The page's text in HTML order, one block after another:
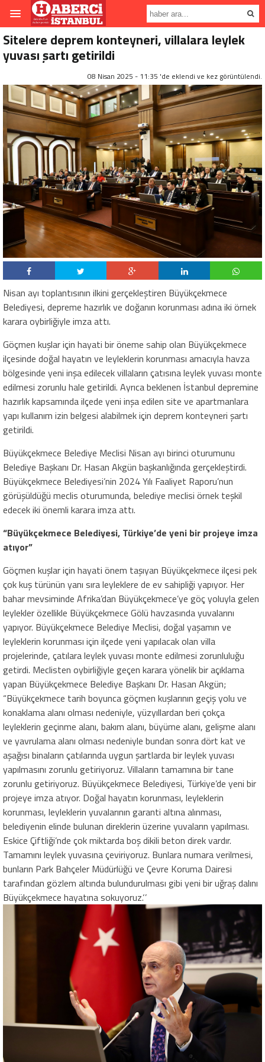
Sitelere deprem konteyneri, villalara leylek
yuvası şartı getirildi
08 Nisan 2025 - 11:35 'de eklendi ve kez görüntülendi.
Nisan ayı toplantısının ilkini gerçekleştiren Büyükçekmece
Belediyesi, depreme hazırlık ve doğanın korunması adına iki örnek
karara oybirliğiyle imza attı.
Göçmen kuşlar için hayati bir öneme sahip olan Büyükçekmece
ilçesinde doğal hayatın ve leyleklerin korunması amacıyla havza
bölgesinde yeni inşa edilecek villaların çatısına leylek yuvası monte
edilmesi zorunlu hale getirildi. Ayrıca beklenen İstanbul depremine
hazırlık kapsamında ilçede yeni inşa edilen site ve apartmanlara
yapı kullanım izin belgesi alabilmek için deprem konteyneri şartı
getirildi.
Büyükçekmece Belediye Meclisi Nisan ayı birinci oturumunu
Belediye Başkanı Dr. Hasan Akgün başkanlığında gerçekleştirdi.
Büyükçekmece Belediyesi’nin 2024 Yılı Faaliyet Raporu’nun
görüşüldüğü meclis oturumunda, belediye meclisi örnek teşkil
edecek iki önemli karara imza attı.
“Büyükçekmece Belediyesi, Türkiye’de yeni bir projeye imza
atıyor”
Göçmen kuşlar için hayati önem taşıyan Büyükçekmece ilçesi pek
çok kuş türünün yanı sıra leyleklere de ev sahipliği yapıyor. Her
bahar mevsiminde Afrika’dan Büyükçekmece’ye göç yoluyla gelen
leylekler özellikle Büyükçekmece Gölü havzasında yuvalarını
yapıyor. Büyükçekmece Belediye Meclisi, doğal yaşamın ve
leyleklerin korunması için ilçede yeni yapılacak olan villa
projelerinde, çatılara leylek yuvası monte edilmesi zorunluluğu
getirdi. Meclisten oybirliğiyle geçen karara yönelik bir açıklama
yapan Büyükçekmece Belediye Başkanı Dr. Hasan Akgün;
“Büyükçekmece tarih boyunca göçmen kuşlarının geçiş yolu ve
konaklama alanı olması nedeniyle, yüzyıllardan beri çokça
leyleklerin geçinme alanı, bakım alanı, büyüme alanı, gelişme alanı
ve yavrulama alanı olması nedeniyle bundan sonra dört kat ve
aşağısı binaların çatılarında uygun şartlarda bir leylek yuvası
yapılmasını zorunlu getiriyoruz. Villaların tamamına bir tane
zorunlu getiriyoruz. Büyükçekmece Belediyesi, Türkiye’de yeni bir
projeye imza atıyor. Doğal hayatın korunması, leyleklerin
korunması, leyleklerin yuvalarının garanti altına alınması,
belediyenin elinde bulunan direklerin üzerine yuvaların yapılması.
Eskice Çiftliği’nde çok miktarda boş dikili beton direk vardır.
Tamamını leylek yuvasına çeviriyoruz. Bunlara numara verilmesi,
bunların Park Bahçeler Müdürlüğü ve Çevre Koruma Dairesi
tarafından gözlem altında bulundurulması gibi yeni bir uğraş dalını
Büyükçekmece hayatına sokuyoruz.‘’